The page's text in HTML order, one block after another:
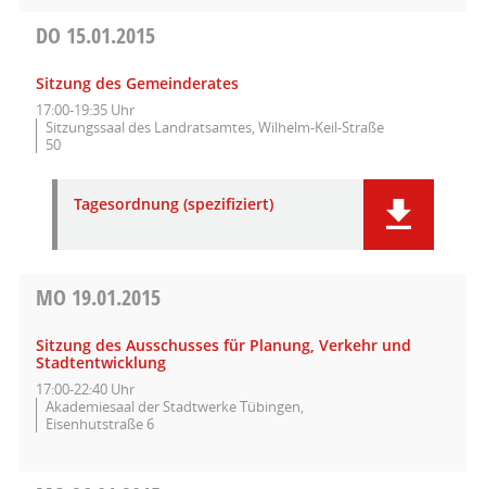
DO 15.01.2015
Sitzung des Gemeinderates
17:00-19:35 Uhr
Sitzungssaal des Landratsamtes, Wilhelm-Keil-Straße
50
Tagesordnung (spezifiziert)
MO 19.01.2015
Sitzung des Ausschusses für Planung, Verkehr und
Stadtentwicklung
17:00-22:40 Uhr
Akademiesaal der Stadtwerke Tübingen,
Eisenhutstraße 6